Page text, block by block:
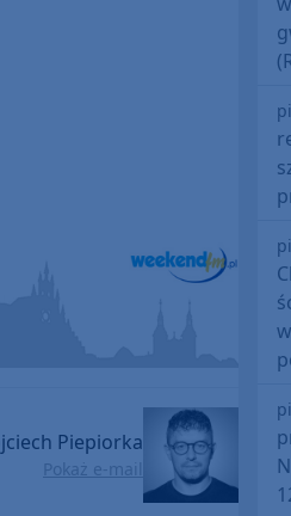
Piepiorka
Pokaż e-mail